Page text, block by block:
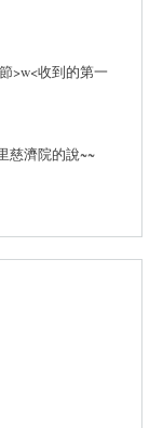
>w<收到的第一
慈濟院的說~~